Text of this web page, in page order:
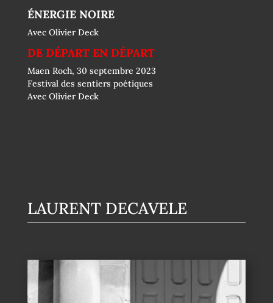
ÉNERGIE NOIRE
Avec Olivier Deck
DE DÉPART EN DÉPART
Maen Roch, 30 septembre 2023
Festival des sentiers poétiques
Avec Olivier Deck
LAURENT DECAVELE